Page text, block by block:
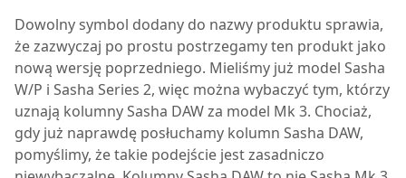
Dowolny symbol dodany do nazwy produktu sprawia,
że zazwyczaj po prostu postrzegamy ten produkt jako
nową wersję poprzedniego. Mieliśmy już model Sasha
W/P i Sasha Series 2, więc można wybaczyć tym, którzy
uznają kolumnySasha DAWza model Mk 3. Chociaż,
gdy już naprawdę posłuchamy kolumn Sasha DAW,
pomyślimy, że takie podejście jest zasadniczo